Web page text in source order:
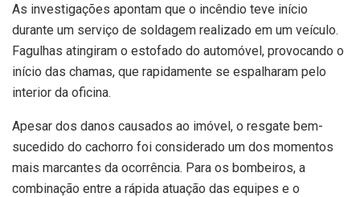
As investigações apontam que o incêndio teve início
durante um serviço de soldagem realizado em um veículo.
Fagulhas atingiram o estofado do automóvel, provocando o
início das chamas, que rapidamente se espalharam pelo
interior da oficina.
Apesar dos danos causados ao imóvel, o resgate bem-
sucedido do cachorro foi considerado um dos momentos
mais marcantes da ocorrência. Para os bombeiros, a
combinação entre a rápida atuação das equipes e o